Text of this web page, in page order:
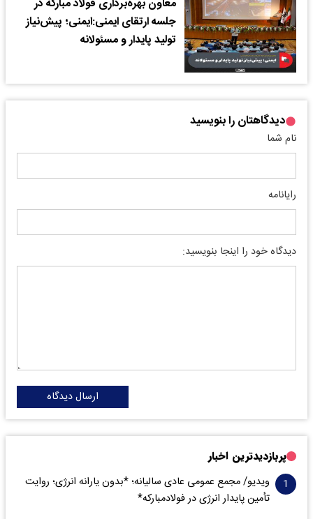
معاون بهره‌برداری فولاد مبارکه در
جلسه ارتقای ایمنی:ایمنی؛ پیش‌نیاز
تولید پایدار و مسئولانه
دیدگاهتان را بنویسید
نام شما
رایانامه
دیدگاه خود را اینجا بنویسید:
ارسال دیدگاه
پربازدیدترین اخبار
ویدیو/ مجمع عمومی عادی سالیانه؛ *بدون یارانه انرژی؛ روایت
تأمین پایدار انرژی در فولادمبارکه*